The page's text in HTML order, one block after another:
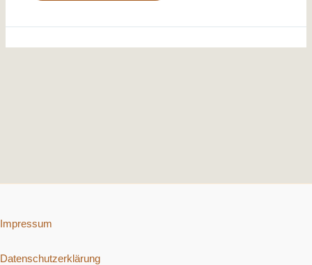
Impressum
Datenschutzerklärung